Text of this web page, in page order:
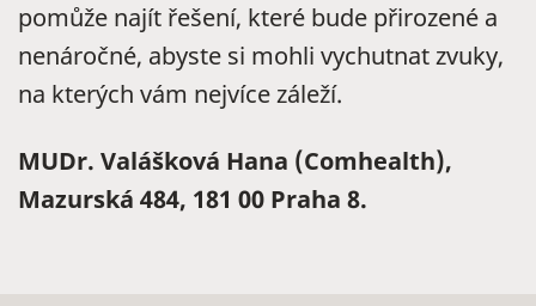
pomůže najít řešení, které bude přirozené a
nenáročné, abyste si mohli vychutnat zvuky,
na kterých vám nejvíce záleží.
MUDr. Valášková Hana (Comhealth),
Mazurská 484, 181 00 Praha 8.